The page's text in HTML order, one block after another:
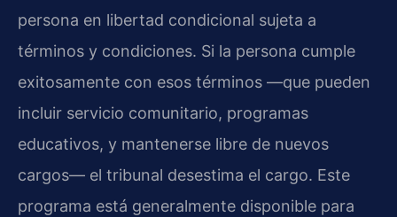
persona en libertad condicional sujeta a
términos y condiciones. Si la persona cumple
exitosamente con esos términos —que pueden
incluir servicio comunitario, programas
educativos, y mantenerse libre de nuevos
cargos— el tribunal desestima el cargo. Este
programa está generalmente disponible para